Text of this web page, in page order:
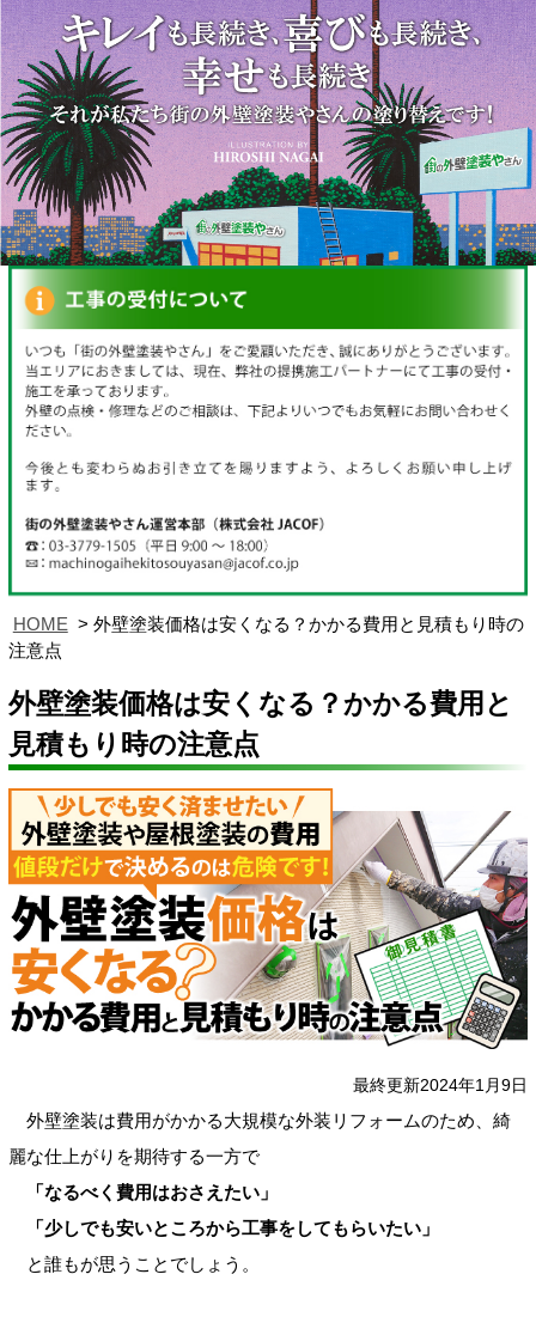
HOME
外壁塗装価格は安くなる？かかる費用と見積もり時の
注意点
外壁塗装価格は安くなる？かかる費用と
見積もり時の注意点
最終更新2024年1月9日
外壁塗装は費用がかかる大規模な外装リフォームのため、綺
麗な仕上がりを期待する一方で
「なるべく費用はおさえたい」
「少しでも安いところから工事をしてもらいたい」
と誰もが思うことでしょう。